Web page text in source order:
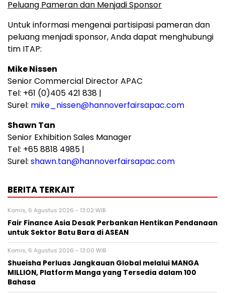
Peluang Pameran dan Menjadi Sponsor
Untuk informasi mengenai partisipasi pameran dan
peluang menjadi sponsor, Anda dapat menghubungi
tim ITAP:
Mike Nissen
Senior Commercial Director APAC
Tel: +61 (0)405 421 838 |
Surel: mike_nissen@hannoverfairsapac.com
Shawn Tan
Senior Exhibition Sales Manager
Tel: +65 8818 4985 |
Surel: shawn.tan@hannoverfairsapac.com
BERITA TERKAIT
Kamis, 6 Agustus 2026 - 13:02 WIB
Fair Finance Asia Desak Perbankan Hentikan Pendanaan
untuk Sektor Batu Bara di ASEAN
Kamis, 6 Agustus 2026 - 13:00 WIB
Shueisha Perluas Jangkauan Global melalui MANGA
MILLION, Platform Manga yang Tersedia dalam 100
Bahasa